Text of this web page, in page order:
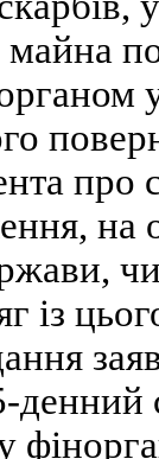
майна
про
на
із